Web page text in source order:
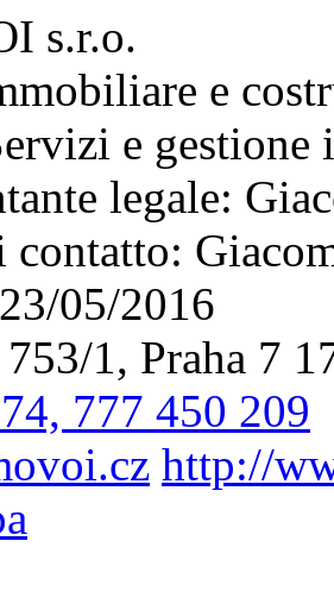
s.r.o.
e
e
legale:
contatto:
23/05/2016
1, Praha 7
777 450 209
http://